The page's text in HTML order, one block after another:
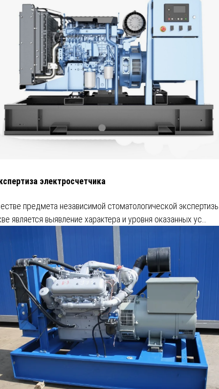
электросчетчика
предмета независимой стоматологической
является выявление характера и уровня оказанных ус…